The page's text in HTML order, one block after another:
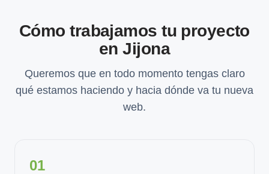
Cómo trabajamos tu proyecto
en Jijona
Queremos que en todo momento tengas claro
qué estamos haciendo y hacia dónde va tu nueva
web.
01